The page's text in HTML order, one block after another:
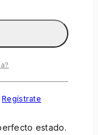
la devolución,
defecto. Estos
14 días desde la
estado.
Regístrate